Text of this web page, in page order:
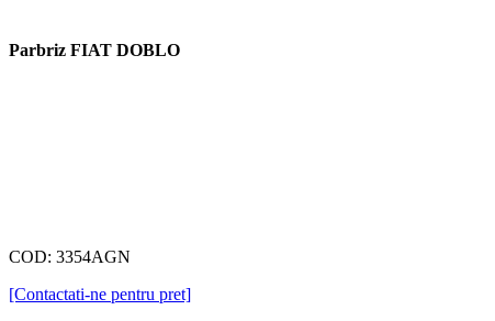
Parbriz FIAT DOBLO
COD: 3354AGN
[Contactati-ne pentru pret]